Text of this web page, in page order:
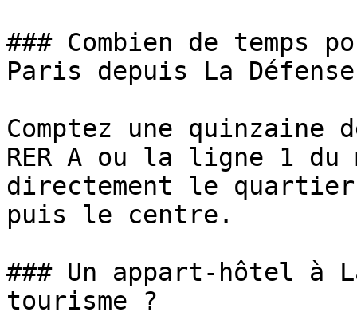
### Combien de temps
Paris depuis La
Comptez une
RER A ou la ligne 1
directement le
puis le centre.
### Un appart-hôtel à
tourisme ?